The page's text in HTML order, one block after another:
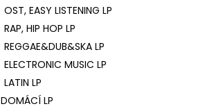
OST, EASY LISTENING LP
RAP, HIP HOP LP
REGGAE&DUB&SKA LP
ELECTRONIC MUSIC LP
LATIN LP
DOMÁCÍ LP